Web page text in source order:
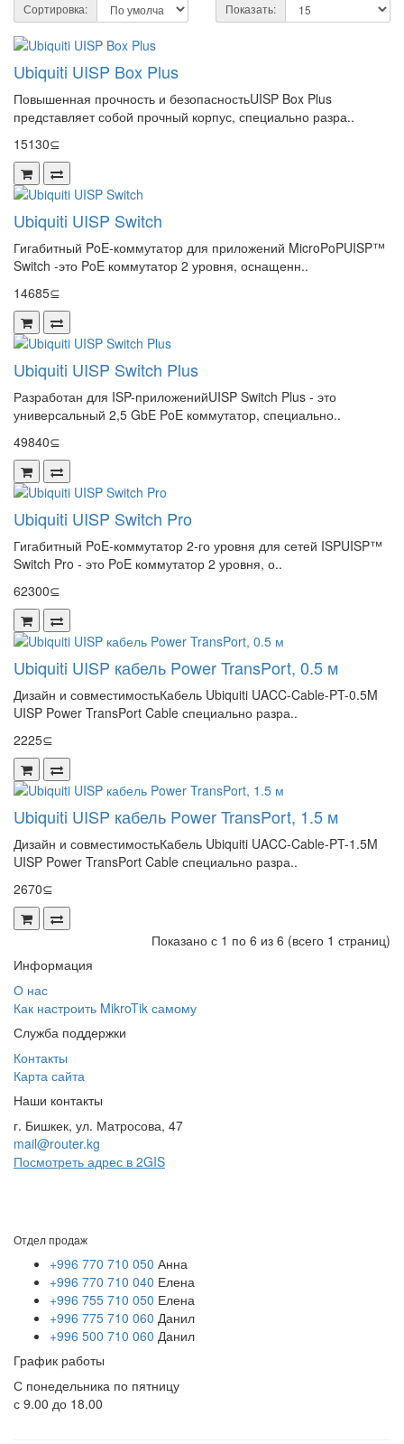
Сортировка: Показать:
Ubiquiti UISP Box Plus
Повышенная прочность и безопасностьUISP Box Plus
представляет собой прочный корпус, специально разра..
15130⊆
Ubiquiti UISP Switch
Гигабитный PoE-коммутатор для приложений MicroPoPUISP™
Switch -это PoE коммутатор 2 уровня, оснащенн..
14685⊆
Ubiquiti UISP Switch Plus
Разработан для ISP-приложенийUISP Switch Plus - это
универсальный 2,5 GbE PoE коммутатор, специально..
49840⊆
Ubiquiti UISP Switch Pro
Гигабитный PoE-коммутатор 2-го уровня для сетей ISPUISP™
Switch Pro - это PoE коммутатор 2 уровня, о..
62300⊆
Ubiquiti UISP кабель Power TransPort, 0.5 м
Дизайн и совместимостьКабель Ubiquiti UACC-Cable-PT-0.5M
UISP Power TransPort Cable специально разра..
2225⊆
Ubiquiti UISP кабель Power TransPort, 1.5 м
Дизайн и совместимостьКабель Ubiquiti UACC-Cable-PT-1.5M
UISP Power TransPort Cable специально разра..
2670⊆
Показано с 1 по 6 из 6 (всего 1 страниц)
Информация
О нас
Как настроить MikroTik самому
Служба поддержки
Контакты
Карта сайта
Наши контакты
г. Бишкек, ул. Матросова, 47
mail@router.kg
Посмотреть адрес в 2GIS
Отдел продаж
+996 770 710 050 Анна
+996 770 710 040 Елена
+996 755 710 050 Елена
+996 775 710 060 Данил
+996 500 710 060 Данил
График работы
С понедельника по пятницу
с 9.00 до 18.00